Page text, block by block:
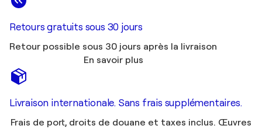
Retours gratuits sous 30 jours
Retour possible sous 30 jours après la livraison
En savoir plus
Livraison internationale. Sans frais supplémentaires.
Frais de port, droits de douane et taxes inclus. Œuvres